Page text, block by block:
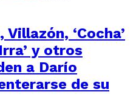
‘Cocha’
y otros
a Darío
de su